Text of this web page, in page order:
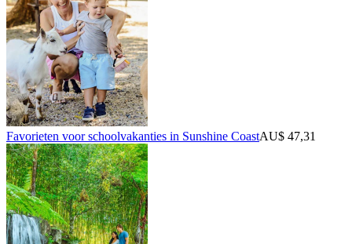
Favorieten voor schoolvakanties in Sunshine CoastAU$ 47,31